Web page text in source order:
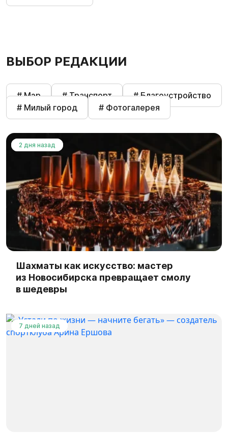
ВЫБОР РЕДАКЦИИ
# Мэр # Транспорт
# Благоустройство
# Милый город
# Фотогалерея
2 дня назад
Шахматы как искусство: мастер
из Новосибирска превращает смолу
в шедевры
7 дней назад